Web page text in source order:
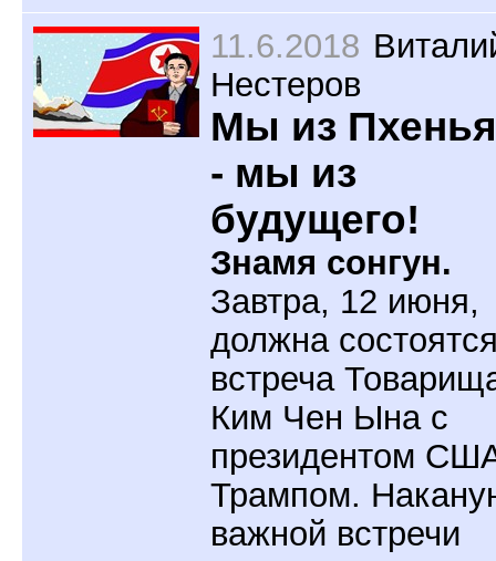
11.6.2018
Нестеров
Мы из
- мы из
будущего!
Знамя сонгун.
Завтра, 12 июня,
должна
встреча
Ким Чен Ына с
президентом
Трампом.
важной встречи